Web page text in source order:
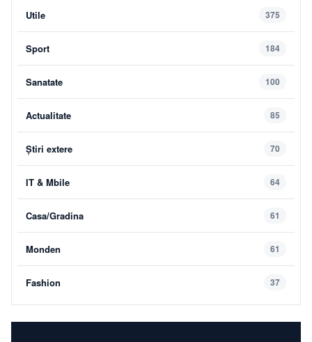
Utile 375
Sport 184
Sanatate 100
Actualitate 85
Știri extere 70
IT & Mbile 64
Casa/Gradina 61
Monden 61
Fashion 37